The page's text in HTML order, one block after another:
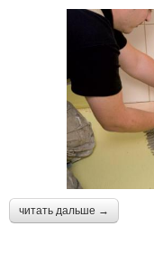
читать дальше →